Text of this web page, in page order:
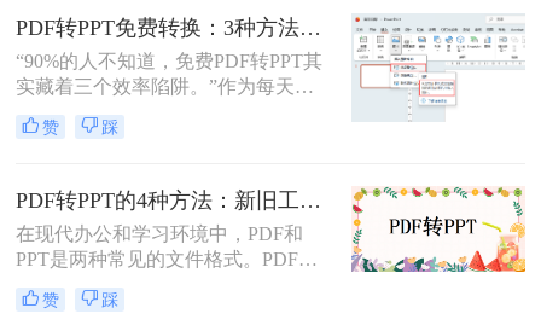
需求。但多数人在寻找免费转换方法
时，要么遭遇操作繁琐的困境，要么
面临转换后格式错乱、信息丢失的问
题，甚至担心文件隐私泄露
PDF转PPT免费转换：3种方法的隐藏功能和效率差异！
“90%的人不知道，免费PDF转PPT其
实藏着三个效率陷阱。”作为每天处
理20+份文档的办公博主，我见过太
多人被“免费转换”的噱头坑过——要
要么扫描版PDF转完还是图片格式，
更有甚者因为文件包含商业数据，转
换后收到平台的“付费解锁”勒索邮
件。
赞 踩
PDF转PPT的4种方法：新旧工具对比，哪个更适合批量转换！
在现代办公和学习环境中，PDF和
PPT是两种常见的文件格式。PDF文
件因其跨平台性和不易修改性而广受
欢迎，而PPT则因其强大的演示功能
赞 踩